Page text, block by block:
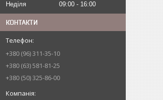
Неділя
09:00 16:00
КОНТАКТИ
+380 (96) 311-35-10
+380 (63) 581-81-25
+380 (50) 325-86-00